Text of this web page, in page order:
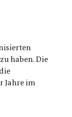
haben. Die
Jahre im